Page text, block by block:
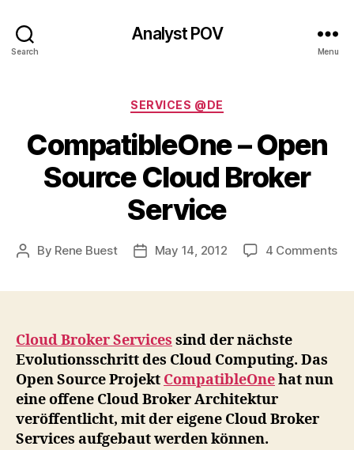
Search
Analyst POV
Menu
Categories
SERVICES @DE
CompatibleOne – Open
Source Cloud Broker
Service
Post
By Rene Buest
PostMay 14, 2012 4 Commentson
Cloud Broker Services sind der nächste
Evolutionsschritt des Cloud Computing. Das
Open Source Projekt CompatibleOnehat nun
eine offene Cloud Broker Architektur
veröffentlicht, mit der eigene Cloud Broker
Services aufgebaut werden können.